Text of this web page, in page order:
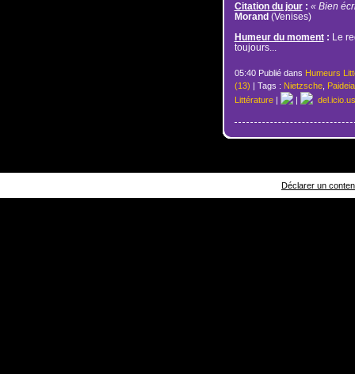
Citation du jour: « Bien
Morand(Venises)
Humeur du moment: Le
toujours...
05:40 Publié dans Humeurs
(13) | Tags : Nietzsche, Paideia
Littérature| | del.icio.us
Déclarer un